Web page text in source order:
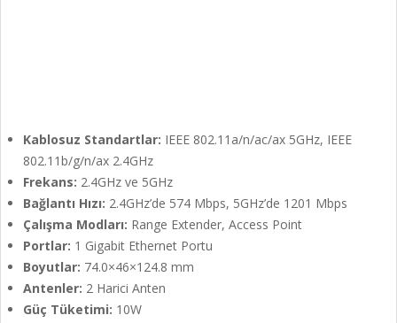
Kablosuz Standartlar: IEEE 802.11a/n/ac/ax 5GHz, IEEE
802.11b/g/n/ax 2.4GHz
Frekans: 2.4GHz ve 5GHz
Bağlantı Hızı: 2.4GHz’de 574 Mbps, 5GHz’de 1201 Mbps
Çalışma Modları: Range Extender, Access Point
Portlar: 1 Gigabit Ethernet Portu
Boyutlar: 74.0×46×124.8 mm
Antenler: 2 Harici Anten
Güç Tüketimi: 10W